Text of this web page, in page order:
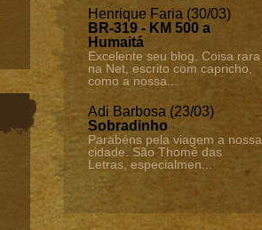
Henrique Faria (30/03)
BR-319 - KM 500 a
Humaitá
Excelente seu blog. Coisa rara
na Net, escrito com capricho,
como a nossa...
Adi Barbosa (23/03)
Sobradinho
Parabéns pela viagem a nossa
cidade. São Thomé das
Letras, especialmen...